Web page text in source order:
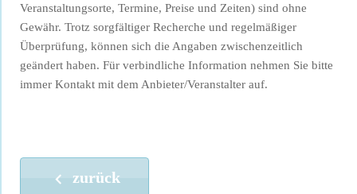
Veranstaltungsorte, Termine, Preise und Zeiten) sind ohne
Gewähr. Trotz sorgfältiger Recherche und regelmäßiger
Überprüfung, können sich die Angaben zwischenzeitlich
geändert haben. Für verbindliche Information nehmen Sie bitte
immer Kontakt mit dem Anbieter/Veranstalter auf.
zurück